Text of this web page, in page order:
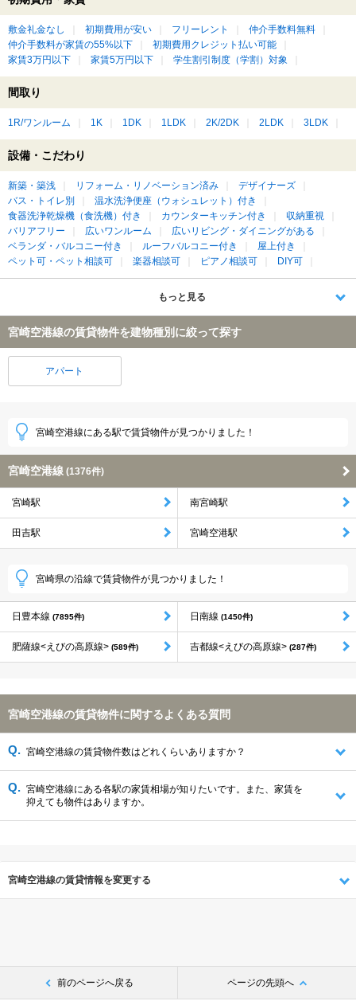
敷金礼金なし 初期費用が安い フリーレント
仲介手数料無料
仲介手数料が家賃の55%以下
初期費用クレジット払い可能
家賃3万円以下
家賃5万円以下 学生割引制度（学割）対象
間取り
1R/ワンルーム 1K 1DK 1LDK 2K/2DK 2LDK 3LDK
設備・こだわり
新築・築浅 リフォーム・リノベーション済み
デザイナーズ
バス・トイレ別
温水洗浄便座（ウォシュレット）付き
食器洗浄乾燥機（食洗機）付き
カウンターキッチン付き
収納重視
バリアフリー
広いワンルーム
広いリビング・ダイニングがある
ベランダ・バルコニー付き
ルーフバルコニー付き
屋上付き
ペット可・ペット相談可
楽器相談可 ピアノ相談可 DIY可
もっと見る
宮崎空港線の賃貸物件を建物種別に絞って探す
アパート
宮崎空港線にある駅で賃貸物件が見つかりました！
宮崎空港線 (1376件)
宮崎駅 南宮崎駅
田吉駅 宮崎空港駅
宮崎県の沿線で賃貸物件が見つかりました！
日豊本線 (7895件) 日南線 (1450件)
肥薩線<えびの高原線> (589件) 吉都線<えびの高原線> (287件)
宮崎空港線の賃貸物件に関するよくある質問
宮崎空港線の賃貸物件数はどれくらいありますか？
宮崎空港線にある各駅の家賃相場が知りたいです。また、家賃を
抑えても物件はありますか。
宮崎空港線の賃貸情報を変更する
前のページへ戻る ページの先頭へ